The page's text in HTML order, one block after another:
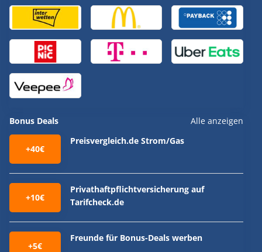
Bonus Deals Alle anzeigen
+40€
Preisvergleich.de Strom/Gas
+10€
Privathaftpflichtversicherung auf
Tarifcheck.de
+5€
Freunde für Bonus-Deals werben